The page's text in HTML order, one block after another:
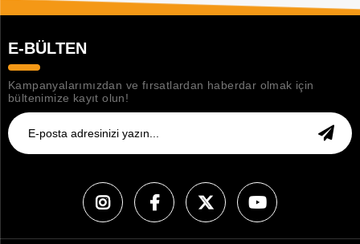
E-BÜLTEN
Kampanyalarımızdan ve fırsatlardan haberdar olmak için
bültenimize kayıt olun!